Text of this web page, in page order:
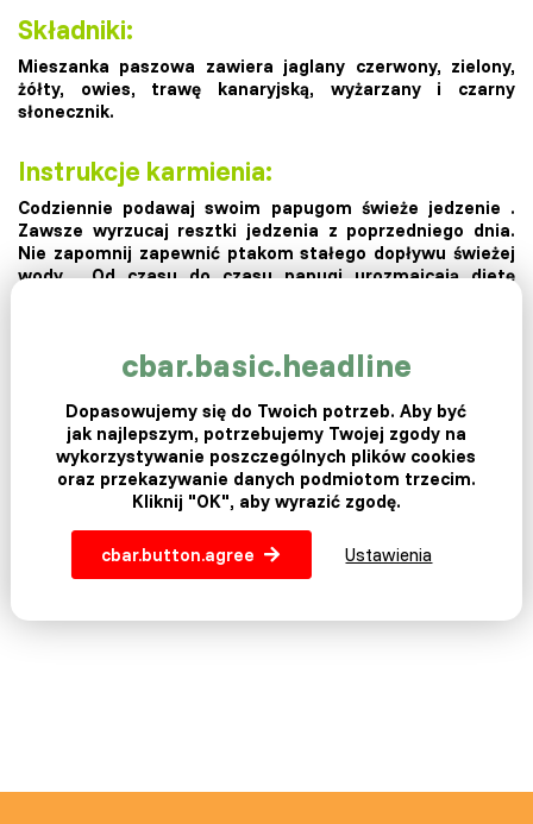
Składniki:
Mieszanka paszowa zawiera jaglany czerwony, zielony,
żółty, owies, trawę kanaryjską, wyżarzany i czarny
słonecznik.
Instrukcje karmienia:
Codziennie podawaj swoim papugom świeże jedzenie .
Zawsze wyrzucaj resztki jedzenia z poprzedniego dnia.
Nie zapomnij zapewnić ptakom stałego dopływu świeżej
wody. Od czasu do czasu papugi urozmaicają dietę
cbar.basic.headline
Dopasowujemy się do Twoich potrzeb. Aby być
jak najlepszym, potrzebujemy Twojej zgody na
wykorzystywanie poszczególnych plików cookies
oraz przekazywanie danych podmiotom trzecim.
Kliknij "OK", aby wyrazić zgodę.
cbar.button.agree Ustawienia